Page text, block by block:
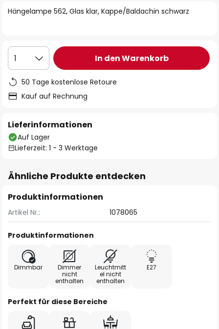
Hängelampe 562, Glas klar, Kappe/Baldachin schwarz
1 In den Warenkorb
50 Tage kostenlose Retoure
Kauf auf Rechnung
Lieferinformationen
Auf Lager
Lieferzeit: 1 - 3 Werktage
Ähnliche Produkte entdecken
Produktinformationen
Artikel Nr.: 1078065
Produktinformationen
Dimmbar
Dimmer
nicht
enthalten
Leuchtmitt
el nicht
enthalten
E27
Perfekt für diese Bereiche